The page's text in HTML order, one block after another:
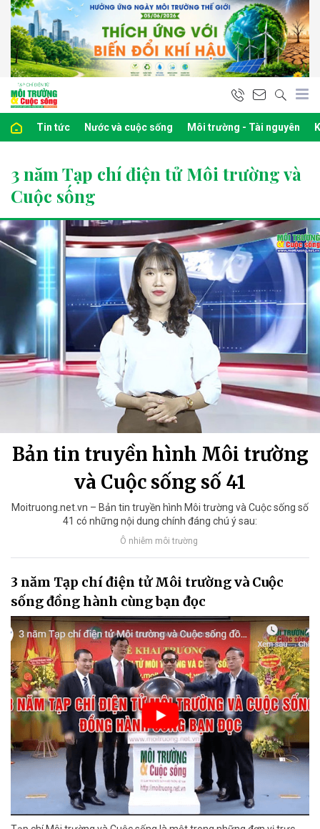
Tin tức Nước và cuộc sống Môi trường - Tài nguyên
3 năm Tạp chí điện tử Môi trường và
Cuộc sống
Bản tin truyền hình Môi trường
và Cuộc sống số 41
Moitruong.net.vn – Bản tin truyền hình Môi trường và Cuộc sống số
41 có những nội dung chính đáng chú ý sau:
Ô nhiễm môi trường
3 năm Tạp chí điện tử Môi trường và Cuộc
sống đồng hành cùng bạn đọc